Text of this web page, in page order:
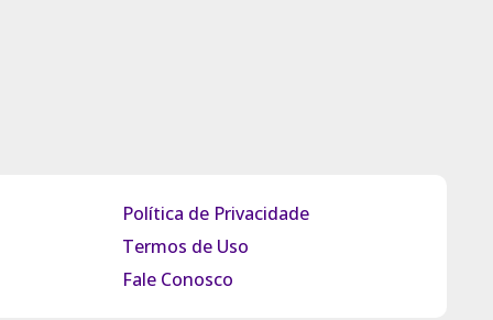
Política de Privacidade
Termos de Uso
Fale Conosco